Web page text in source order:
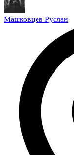
Машковцев Руслан